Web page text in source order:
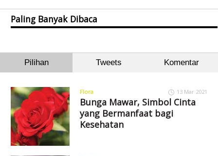
Paling Banyak Dibaca
Pilihan Tweets Komentar
Flora 13 Mar 2021
Bunga Mawar, Simbol Cinta
yang Bermanfaat bagi
Kesehatan